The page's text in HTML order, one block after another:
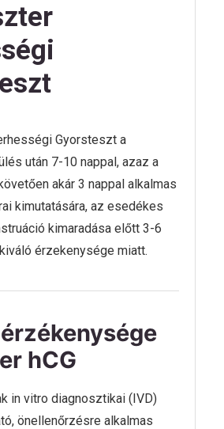
Gyorsteszt a
után 7-10 nappal, azaz a
akár 3 nappal alkalmas
kimutatására, az esedékes
kimaradása előtt 3-6
érzekenysége miatt.
hCG
in vitro diagnosztikai (IVD)
önellenőrzésre alkalmas